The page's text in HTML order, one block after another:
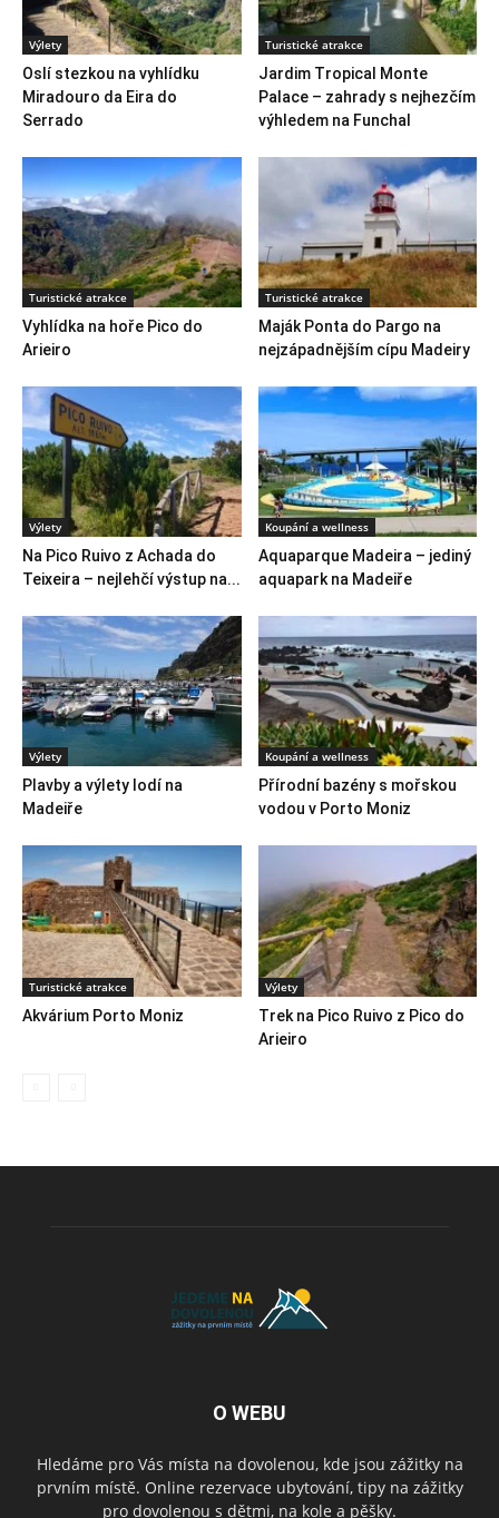
Výlety
Oslí stezkou na vyhlídku
Miradouro da Eira do
Serrado
Turistické atrakce
Jardim Tropical Monte
Palace – zahrady s nejhezčím
výhledem na Funchal
Turistické atrakce
Vyhlídka na hoře Pico do
Arieiro
Turistické atrakce
Maják Ponta do Pargo na
nejzápadnějším cípu Madeiry
Výlety
Na Pico Ruivo z Achada do
Teixeira – nejlehčí výstup na...
Koupání a wellness
Aquaparque Madeira – jediný
aquapark na Madeiře
Výlety
Plavby a výlety lodí na
Madeiře
Koupání a wellness
Přírodní bazény s mořskou
vodou v Porto Moniz
Turistické atrakce
Akvárium Porto Moniz
Výlety
Trek na Pico Ruivo z Pico do
Arieiro
O WEBU
Hledáme pro Vás místa na dovolenou, kde jsou zážitky na
prvním místě. Online rezervace ubytování, tipy na zážitky
pro dovolenou s dětmi, na kole a pěšky.